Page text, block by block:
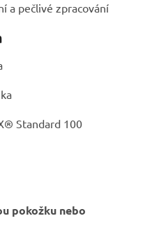
a pečlivé zpracování
Standard 100
pokožku nebo